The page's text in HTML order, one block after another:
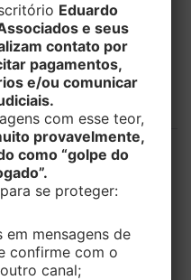
Eduardo
e seus
contato por
pagamentos,
e/ou comunicar
com esse teor,
provavelmente,
como “golpe do
se proteger:
em mensagens de
confirme com o
canal;